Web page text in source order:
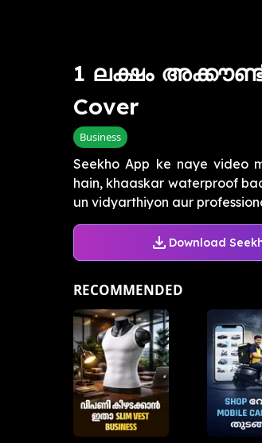
1 ലക്ഷം
Cover
Business
Seekho App ke naye video
hain, khaaskar waterproof
un vidyarthiyon aur
Download
RECOMMENDED